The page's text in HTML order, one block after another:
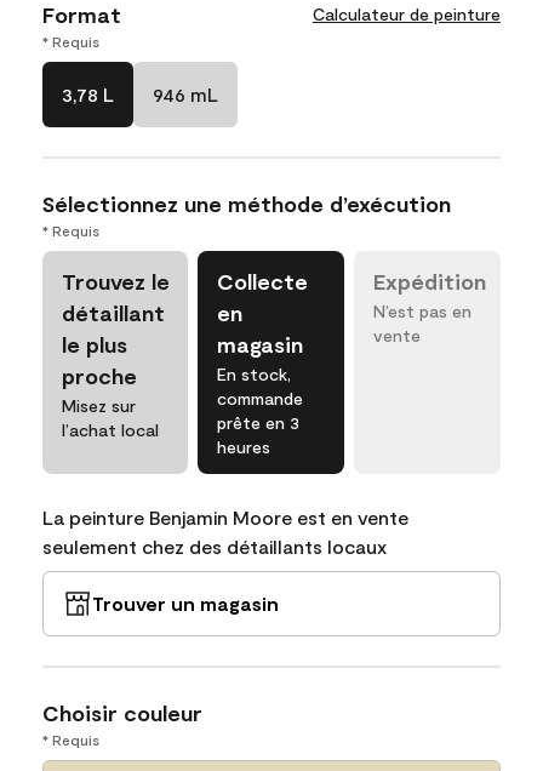
Format Calculateur de peinture
* Requis
3,78 L 946 mL
Sélectionnez une méthode d’exécution
* Requis
Trouvez le
détaillant
le plus
proche
Misez sur
l’achat local
Collecte
en
magasin
En stock,
commande
prête en 3
heures
Expédition
N’est pas en
vente
La peinture Benjamin Moore est en vente
seulement chez des détaillants locaux
Trouver un magasin
Choisir couleur
* Requis